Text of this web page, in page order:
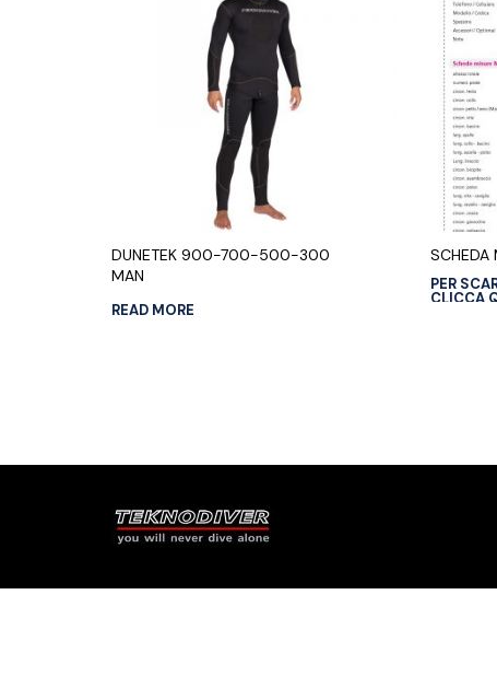
DUNETEK 900-700-500-300
MAN
READ MORE
SCHEDA
PER
CLICCA